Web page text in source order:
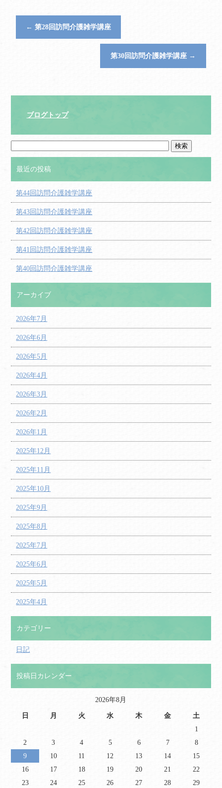
← 第28回訪問介護雑学講座
第30回訪問介護雑学講座 →
ブログトップ
最近の投稿
第44回訪問介護雑学講座
第43回訪問介護雑学講座
第42回訪問介護雑学講座
第41回訪問介護雑学講座
第40回訪問介護雑学講座
アーカイブ
2026年7月
2026年6月
2026年5月
2026年4月
2026年3月
2026年2月
2026年1月
2025年12月
2025年11月
2025年10月
2025年9月
2025年8月
2025年7月
2025年6月
2025年5月
2025年4月
カテゴリー
日記
投稿日カレンダー
2026年8月
日 月 火 水 木 金
土
1
2
3 4 5 6 7
8
9
10 11 12 13 14
15
16
17 18 19 20 21
22
23
24 25 26 27 28 29